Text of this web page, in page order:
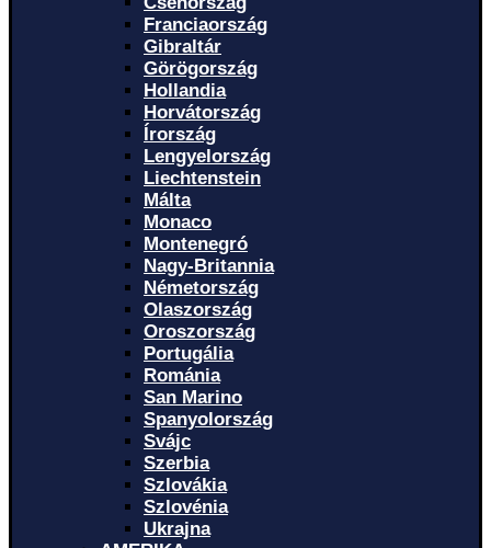
Franciaország
Gibraltár
Görögország
Hollandia
Horvátország
Írország
Lengyelország
Liechtenstein
Málta
Monaco
Montenegró
Nagy-Britannia
Németország
Olaszország
Oroszország
Portugália
Románia
San Marino
Spanyolország
Svájc
Szerbia
Szlovákia
Szlovénia
Ukrajna